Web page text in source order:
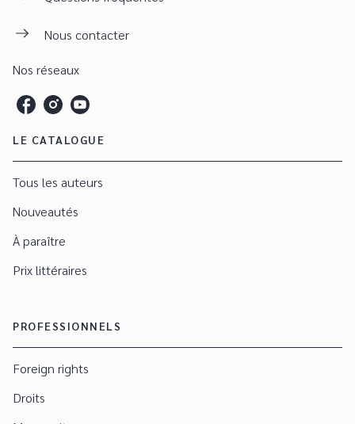
Nous contacter
Nos réseaux
LE CATALOGUE
Tous les auteurs
Nouveautés
À paraître
Prix littéraires
PROFESSIONNELS
Foreign rights
Droits